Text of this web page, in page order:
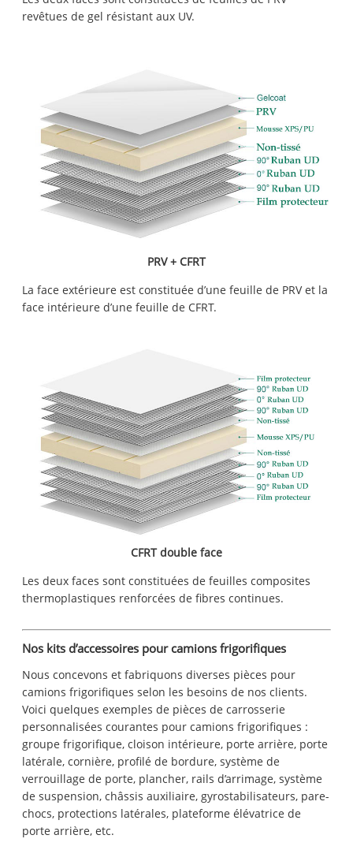
revêtues de gel résistant aux UV.
PRV + CFRT
La face extérieure est constituée d’une feuille de PRV et la
face intérieure d’une feuille de CFRT.
CFRT double face
Les deux faces sont constituées de feuilles composites
thermoplastiques renforcées de fibres continues.
Nos kits d’accessoires pour camions frigorifiques
Nous concevons et fabriquons diverses pièces pour
camions frigorifiques selon les besoins de nos clients.
Voici quelques exemples de pièces de carrosserie
personnalisées courantes pour camions frigorifiques :
groupe frigorifique, cloison intérieure, porte arrière, porte
latérale, cornière, profilé de bordure, système de
verrouillage de porte, plancher, rails d’arrimage, système
de suspension, châssis auxiliaire, gyrostabilisateurs, pare-
chocs, protections latérales, plateforme élévatrice de
porte arrière, etc.